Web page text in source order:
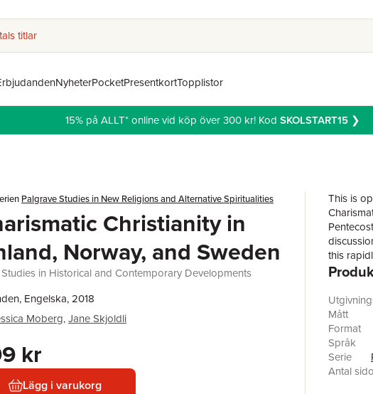
titlar
NyheterPocketPresentkortTopplistor
15% på ALLT* online vid köp över 300 kr! Kod SKOLSTART15❯
Palgrave Studies in New Religions and Alternative Spiritualities
Christianity in
Norway, and Sweden
in Historical and Contemporary Developments
Engelska, 2018
Moberg,Jane Skjoldli
kr
Lägg i varukorg
This is
this
research
of
Mått
Format
Språk
Serie
Antal